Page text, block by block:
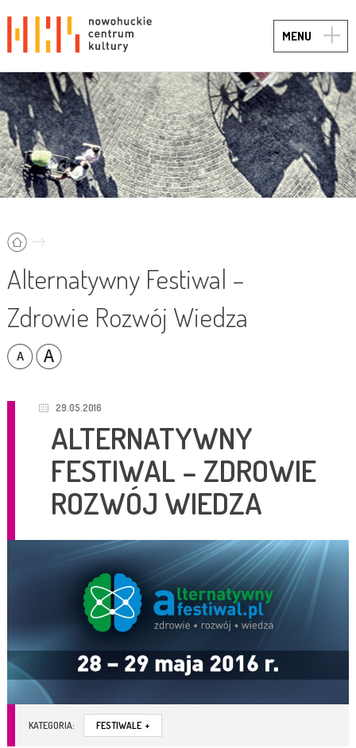
MENU
Alternatywny Festiwal –
Zdrowie Rozwój Wiedza
29.05.2016
ALTERNATYWNY
FESTIWAL – ZDROWIE
ROZWÓJ WIEDZA
KATEGORIA: FESTIWALE +